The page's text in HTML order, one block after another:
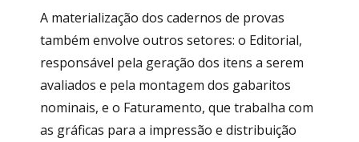
A materialização dos cadernos de provas
também envolve outros setores: o Editorial,
responsável pela geração dos itens a serem
avaliados e pela montagem dos gabaritos
nominais, e o Faturamento, que trabalha com
as gráficas para a impressão e distribuição